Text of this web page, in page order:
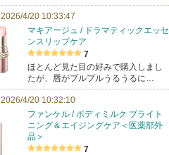
2026/4/20 10:33:47
マキアージュ / ドラマティックエッセ
ンスリップケア
7
ほとんど見た目の好みで購入しまし
たが、唇がプルプルうるうるに…
2026/4/20 10:32:10
ファンケル / ボディミルク ブライト
ニング＆エイジングケア＜医薬部外
品＞
7